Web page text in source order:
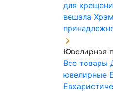
для
вешала
Ювелирная
Все товары
ювелирные